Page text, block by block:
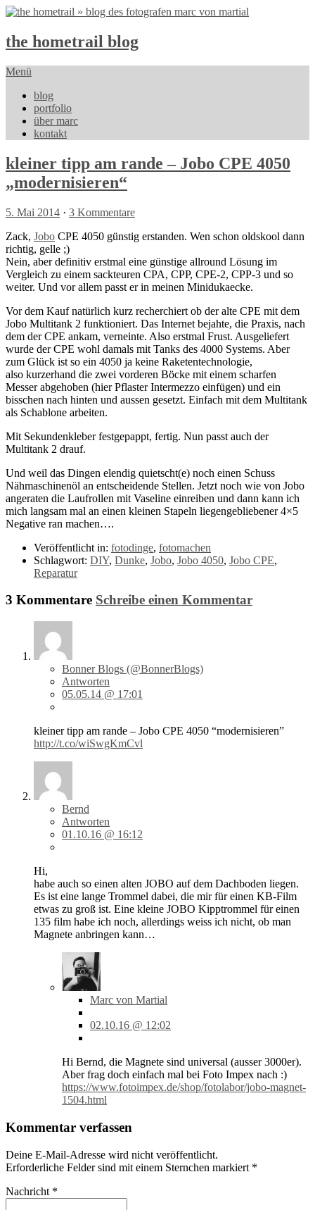
the hometrail blog
Menü
blog
portfolio
über marc
kontakt
kleiner tipp am rande – Jobo CPE 4050
„modernisieren“
5. Mai 2014 · 3 Kommentare
Zack, Jobo CPE 4050 günstig erstanden. Wen schon oldskool dann
richtig, gelle ;)
Nein, aber definitiv erstmal eine günstige allround Lösung im
Vergleich zu einem sackteuren CPA, CPP, CPE-2, CPP-3 und so
weiter. Und vor allem passt er in meinen Minidukaecke.
Vor dem Kauf natürlich kurz recherchiert ob der alte CPE mit dem
Jobo Multitank 2 funktioniert. Das Internet bejahte, die Praxis, nach
dem der CPE ankam, verneinte. Also erstmal Frust. Ausgeliefert
wurde der CPE wohl damals mit Tanks des 4000 Systems. Aber
zum Glück ist so ein 4050 ja keine Raketentechnologie,
also kurzerhand die zwei vorderen Böcke mit einem scharfen
Messer abgehoben (hier Pflaster Intermezzo einfügen) und ein
bisschen nach hinten und aussen gesetzt. Einfach mit dem Multitank
als Schablone arbeiten.
Mit Sekundenkleber festgepappt, fertig. Nun passt auch der
Multitank 2 drauf.
Und weil das Dingen elendig quietscht(e) noch einen Schuss
Nähmaschinenöl an entscheidende Stellen. Jetzt noch wie von Jobo
angeraten die Laufrollen mit Vaseline einreiben und dann kann ich
mich langsam mal an einen kleinen Stapeln liegengebliebener 4×5
Negative ran machen….
Veröffentlicht in: fotodinge, fotomachen
Schlagwort: DIY, Dunke, Jobo, Jobo 4050, Jobo CPE,
Reparatur
3 Kommentare Schreibe einen Kommentar
Bonner Blogs (@BonnerBlogs)
Antworten
05.05.14 @ 17:01
kleiner tipp am rande – Jobo CPE 4050 “modernisieren”
http://t.co/wiSwgKmCvl
Bernd
Antworten
01.10.16 @ 16:12
Hi,
habe auch so einen alten JOBO auf dem Dachboden liegen.
Es ist eine lange Trommel dabei, die mir für einen KB-Film
etwas zu groß ist. Eine kleine JOBO Kipptrommel für einen
135 film habe ich noch, allerdings weiss ich nicht, ob man
Magnete anbringen kann…
Marc von Martial
02.10.16 @ 12:02
Hi Bernd, die Magnete sind universal (ausser 3000er).
Aber frag doch einfach mal bei Foto Impex nach :)
https://www.fotoimpex.de/shop/fotolabor/jobo-magnet-
1504.html
Kommentar verfassen
Deine E-Mail-Adresse wird nicht veröffentlicht.
Erforderliche Felder sind mit einem Sternchen markiert *
Nachricht *